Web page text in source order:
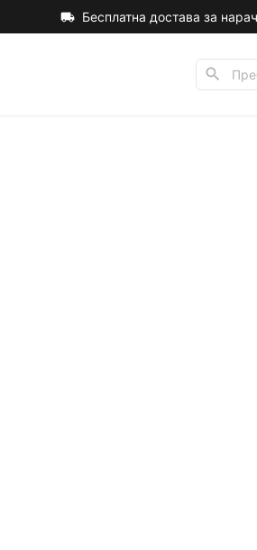
local_shipping Бесплатна достава за
search